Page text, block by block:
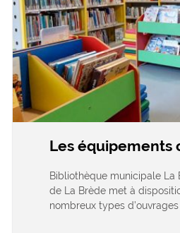
Les équipements
Bibliothèque municipale
de La Brède met à
nombreux types d’ouvrages :